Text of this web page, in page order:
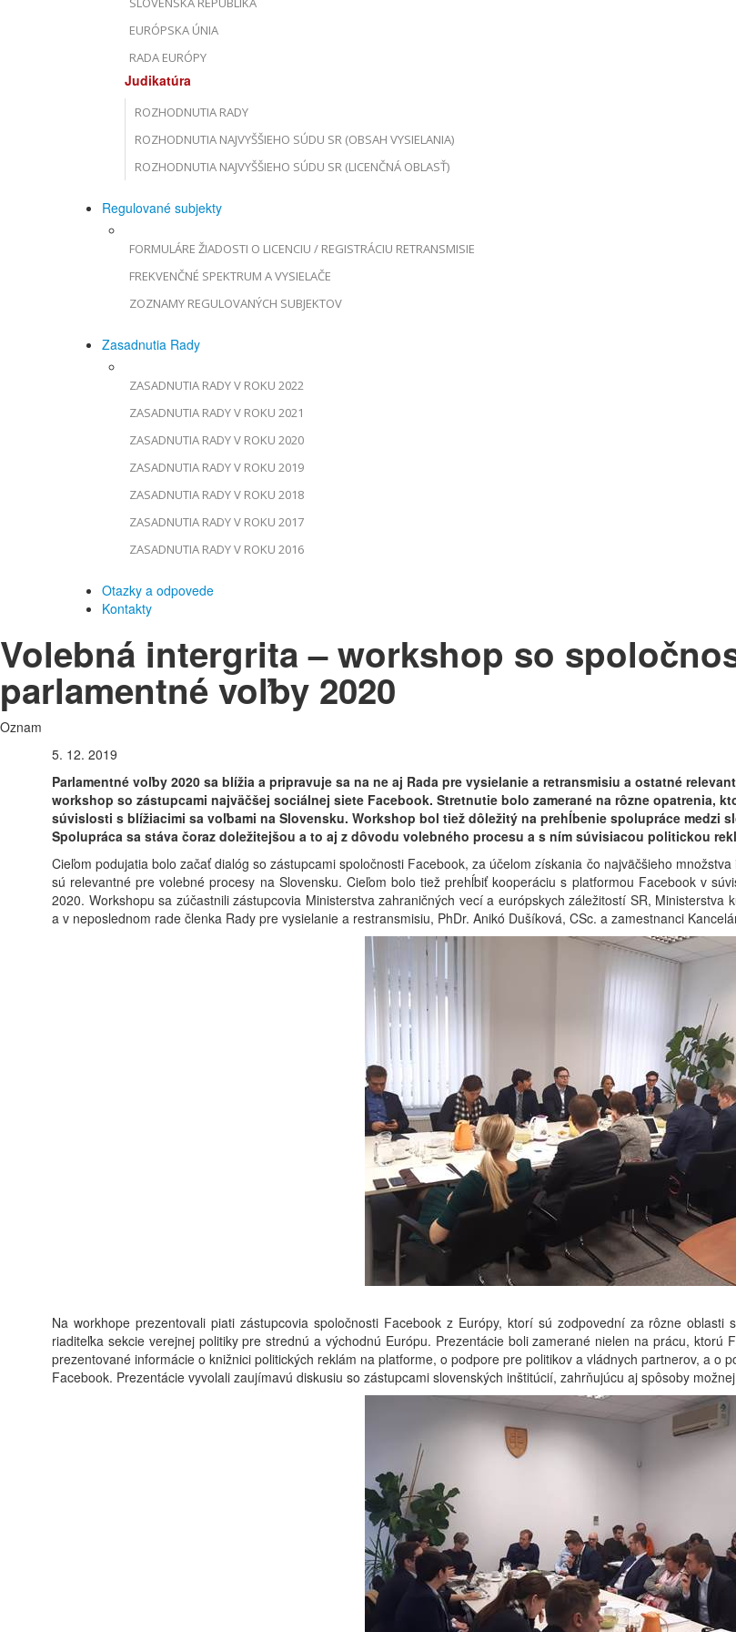
EURÓPSKA ÚNIA
RADA EURÓPY
Judikatúra
ROZHODNUTIA RADY
ROZHODNUTIA NAJVYŠŠIEHO SÚDU SR (OBSAH VYSIELANIA)
ROZHODNUTIA NAJVYŠŠIEHO SÚDU SR (LICENČNÁ OBLASŤ)
Regulované subjekty
FORMULÁRE ŽIADOSTI O LICENCIU / REGISTRÁCIU RETRANSMISIE
FREKVENČNÉ SPEKTRUM A VYSIELAČE
ZOZNAMY REGULOVANÝCH SUBJEKTOV
Zasadnutia Rady
ZASADNUTIA RADY V ROKU 2022
ZASADNUTIA RADY V ROKU 2021
ZASADNUTIA RADY V ROKU 2020
ZASADNUTIA RADY V ROKU 2019
ZASADNUTIA RADY V ROKU 2018
ZASADNUTIA RADY V ROKU 2017
ZASADNUTIA RADY V ROKU 2016
Otazky a odpovede
Kontakty
Volebná intergrita – workshop so
parlamentné voľby 2020
Oznam
5. 12. 2019
Parlamentné voľby 2020 sa blížia a pripravuje sa na ne aj Rada pre vysielanie a retransmisiu a ostatné
workshop so zástupcami najväčšej sociálnej siete Facebook. Stretnutie bolo zamerané na rôzne opatrenia,
súvislosti s blížiacimi sa voľbami na Slovensku. Workshop bol tiež dôležitý na prehĺbenie spolupráce medzi
Spolupráca sa stáva čoraz doležitejšou a to aj z dôvodu volebného procesu a s ním súvisiacou politickou
Cieľom podujatia bolo začať dialóg so zástupcami spoločnosti Facebook, za účelom získania čo najväčšieho
sú relevantné pre volebné procesy na Slovensku. Cieľom bolo tiež prehĺbiť kooperáciu s platformou Facebook v
2020. Workshopu sa zúčastnili zástupcovia Ministerstva zahraničných vecí a európskych záležitostí SR,
a v neposlednom rade členka Rady pre vysielanie a restransmisiu, PhDr. Anikó Dušíková, CSc. a zamestnanci
Na workhope prezentovali piati zástupcovia spoločnosti Facebook z Európy, ktorí sú zodpovední za rôzne
riaditeľka sekcie verejnej politiky pre strednú a východnú Európu. Prezentácie boli zamerané nielen na prácu,
prezentované informácie o knižnici politických reklám na platforme, o podpore pre politikov a vládnych partnerov, a
Facebook. Prezentácie vyvolali zaujímavú diskusiu so zástupcami slovenských inštitúcií, zahrňujúcu aj spôsoby